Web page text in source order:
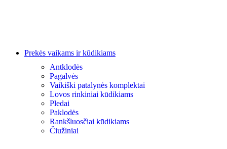
Prekės vaikams ir kūdikiams
Antklodės
Pagalvės
Vaikiški patalynės komplektai
Lovos rinkiniai kūdikiams
Pledai
Paklodės
Rankšluosčiai kūdikiams
Čiužiniai